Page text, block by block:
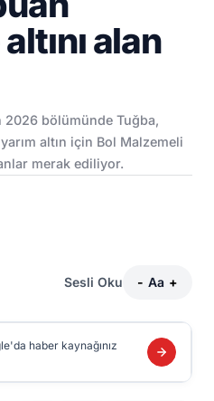
alan
bölümünde Tuğba,
altın için Bol Malzemeli
merak ediliyor.
Sesli Oku - Aa +
haber kaynağınız